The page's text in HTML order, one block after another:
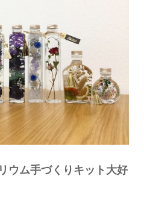
ウム手づくりキット大好